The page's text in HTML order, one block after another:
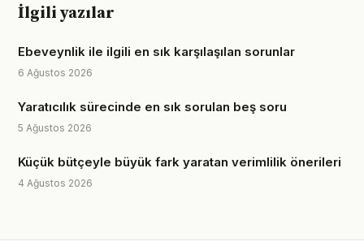
İlgili yazılar
Ebeveynlik ile ilgili en sık karşılaşılan sorunlar
6 Ağustos 2026
Yaratıcılık sürecinde en sık sorulan beş soru
5 Ağustos 2026
Küçük bütçeyle büyük fark yaratan verimlilik önerileri
4 Ağustos 2026